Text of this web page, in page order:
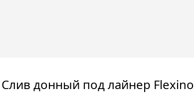
Слив донный под лайнер